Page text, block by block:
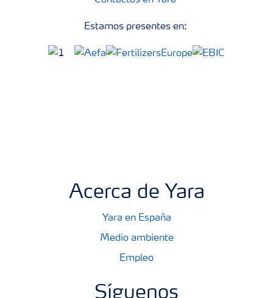
Estamos presentes en:
Acerca de Yara
Yara en España
Medio ambiente
Empleo
Síguenos